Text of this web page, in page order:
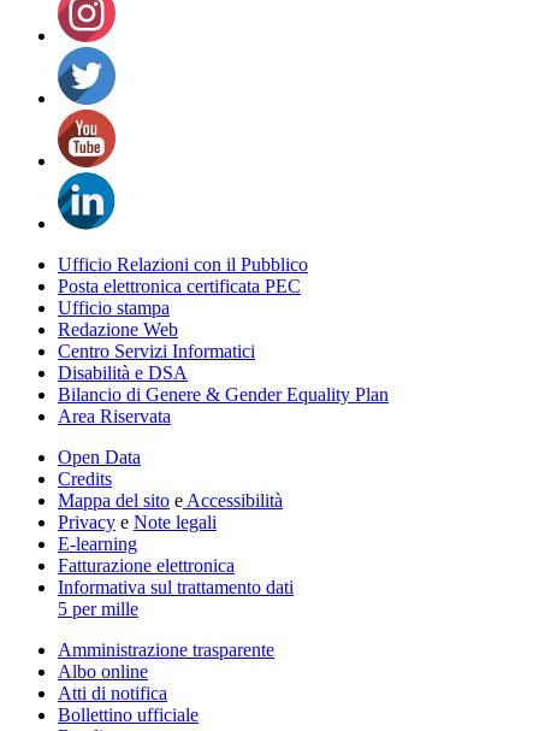
Ufficio Relazioni con il Pubblico
Posta elettronica certificata PEC
Ufficio stampa
Redazione Web
Centro Servizi Informatici
Disabilità e DSA
Bilancio di Genere & Gender Equality Plan
Area Riservata
Open Data
Credits
Mappa del sito e Accessibilità
Privacy e Note legali
E-learning
Fatturazione elettronica
Informativa sul trattamento dati
5 per mille
Amministrazione trasparente
Albo online
Atti di notifica
Bollettino ufficiale